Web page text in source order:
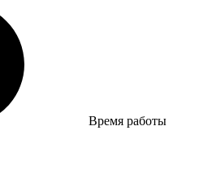
Время работы